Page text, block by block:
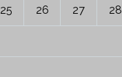
25 26 27 28